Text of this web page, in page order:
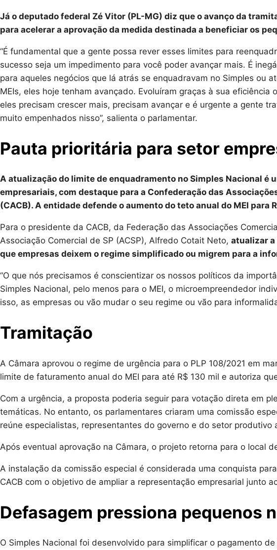
Já o deputado federal Zé Vitor (PL-MG) diz que o avanço da
para acelerar a aprovação da medida destinada a beneficiar os
“É fundamental que a gente possa rever esses limites para
sucesso seja um impedimento para você poder avançar mais. É
para aqueles negócios que lá atrás se enquadravam no Simples ou
MEIs, eles hoje tenham avançado. Evoluíram graças à sua
eles precisam crescer mais, precisam avançar e é urgente a gente
muito empenhados nisso”, salienta o parlamentar.
Pauta prioritária para setor
A atualização do limite de enquadramento no Simples Nacional é
empresariais, com destaque para a Confederação das
(CACB). A entidade defende o aumento do teto anual do MEI para
Para o presidente da CACB, da Federação das Associações
Associação Comercial de SP (ACSP), Alfredo Cotait Neto, atualizar a
que empresas deixem o regime simplificado ou migrem para a
“O que nós precisamos é conscientizar os nossos políticos da
Simples Nacional, pelo menos para o MEI, o microempreendedor
isso, as empresas ou vão mudar o seu regime ou vão para
Tramitação
A Câmara aprovou o regime de urgência para o PLP 108/2021 em
limite de faturamento anual do MEI para até R$ 130 mil e autoriza
Com a urgência, a proposta poderia seguir para votação direta em
temáticas. No entanto, os parlamentares criaram uma comissão
reúne especialistas, representantes do governo e do setor produtivo
Após eventual aprovação na Câmara, o projeto retorna para o local
A instalação da comissão especial é considerada uma conquista
CACB com o objetivo de ampliar a representação empresarial junto
Defasagem pressiona pequenos
O Simples Nacional foi desenvolvido para simplificar o pagamento